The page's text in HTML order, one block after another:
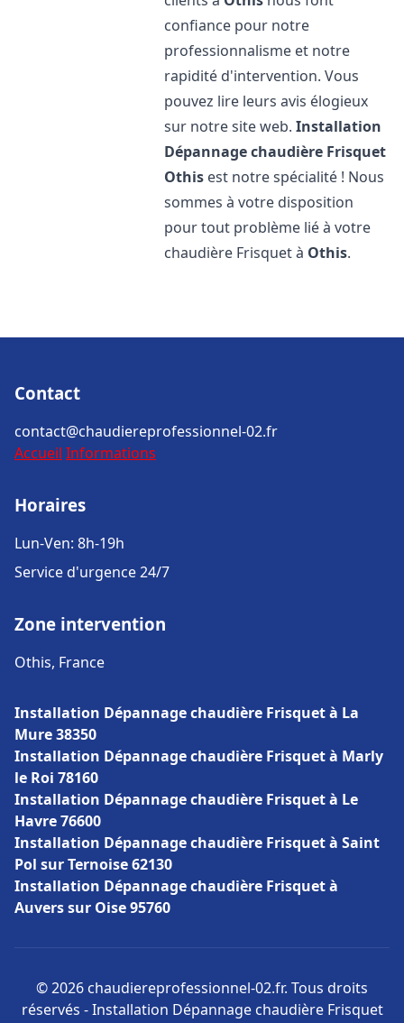
confiance pour notre
professionnalisme et notre
rapidité d'intervention. Vous
pouvez lire leurs avis élogieux
sur notre site web.Installation
Dépannage chaudière Frisquet
Othis est notre spécialité ! Nous
sommes à votre disposition
pour tout problème lié à votre
chaudière Frisquet à Othis.
Contact
contact@chaudiereprofessionnel-02.fr
Accueil Informations
Horaires
Lun-Ven: 8h-19h
Service d'urgence 24/7
Zone intervention
Othis, France
Installation Dépannage chaudière Frisquet à La
Mure 38350
Installation Dépannage chaudière Frisquet à Marly
le Roi 78160
Installation Dépannage chaudière Frisquet à Le
Havre 76600
Installation Dépannage chaudière Frisquet à Saint
Pol sur Ternoise 62130
Installation Dépannage chaudière Frisquet à
Auvers sur Oise 95760
© 2026 chaudiereprofessionnel-02.fr. Tous droits
réservés - Installation Dépannage chaudière Frisquet